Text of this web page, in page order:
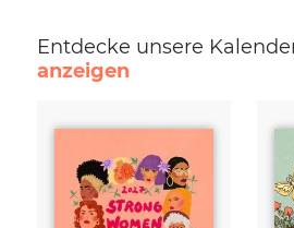
Entdecke unsere
anzeigen